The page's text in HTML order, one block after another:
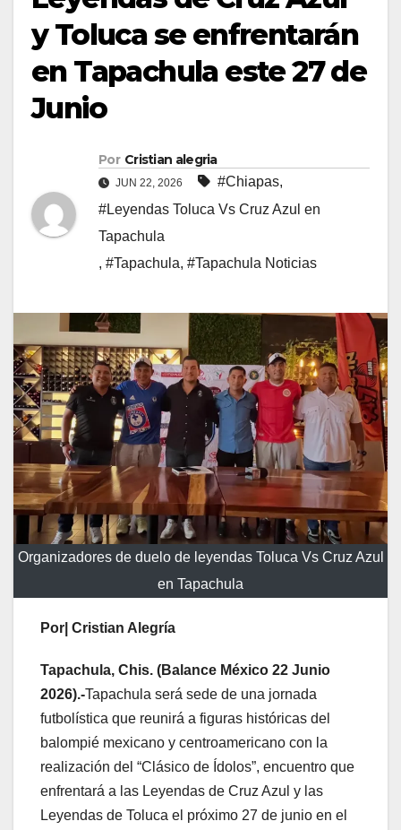
y Toluca se enfrentarán
en Tapachula este 27 de
Junio
Por Cristian alegria
JUN 22, 2026 #Chiapas,
#Leyendas Toluca Vs Cruz Azul en
Tapachula
, #Tapachula, #Tapachula Noticias
Organizadores de duelo de leyendas Toluca Vs Cruz Azul
en Tapachula
Por| Cristian Alegría
Tapachula, Chis. (Balance México 22 Junio
2026).-Tapachula será sede de una jornada
futbolística que reunirá a figuras históricas del
balompié mexicano y centroamericano con la
realización del “Clásico de Ídolos”, encuentro que
enfrentará a las Leyendas de Cruz Azul y las
Leyendas de Toluca el próximo 27 de junio en el